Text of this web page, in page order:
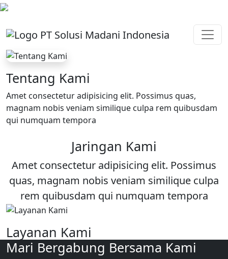
Tentang Kami
Amet consectetur adipisicing elit. Possimus quas,
magnam nobis veniam similique culpa rem quibusdam
qui numquam tempora
Jaringan Kami
Amet consectetur adipisicing elit. Possimus
quas, magnam nobis veniam similique culpa
rem quibusdam qui numquam tempora
Layanan Kami
Mari Bergabung Bersama Kami